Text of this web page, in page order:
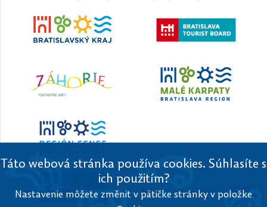
Táto webová stránka používa cookies. Súhlasíte s
ich použitím?
Nastavenie môžete změnit v pätičke stránky v položke